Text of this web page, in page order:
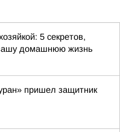
5 секретов,
домашнюю жизнь
пришел защитник